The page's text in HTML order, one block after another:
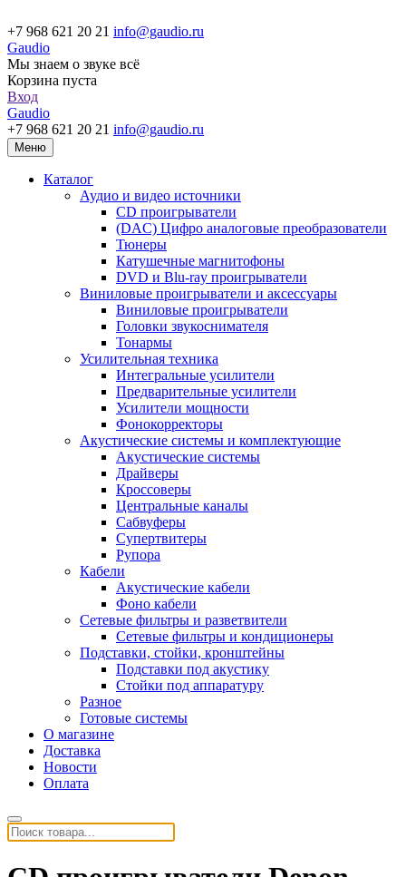
+7 968 621 20 21 info@gaudio.ru
Gaudio
Мы знаем о звуке всё
Корзина пуста
Вход
Gaudio
+7 968 621 20 21 info@gaudio.ru
Меню
Каталог
Аудио и видео источники
CD проигрыватели
(DAC) Цифро аналоговые преобразователи
Тюнеры
Катушечные магнитофоны
DVD и Blu-ray проигрыватели
Виниловые проигрыватели и аксессуары
Виниловые проигрыватели
Головки звукоснимателя
Тонармы
Усилительная техника
Интегральные усилители
Предварительные усилители
Усилители мощности
Фонокорректоры
Акустические системы и комплектующие
Акустические системы
Драйверы
Кроссоверы
Центральные каналы
Сабвуферы
Супертвитеры
Рупора
Кабели
Акустические кабели
Фоно кабели
Сетевые фильтры и разветвители
Сетевые фильтры и кондиционеры
Подставки, стойки, кронштейны
Подставки под акустику
Стойки под аппаратуру
Разное
Готовые системы
О магазине
Доставка
Новости
Оплата